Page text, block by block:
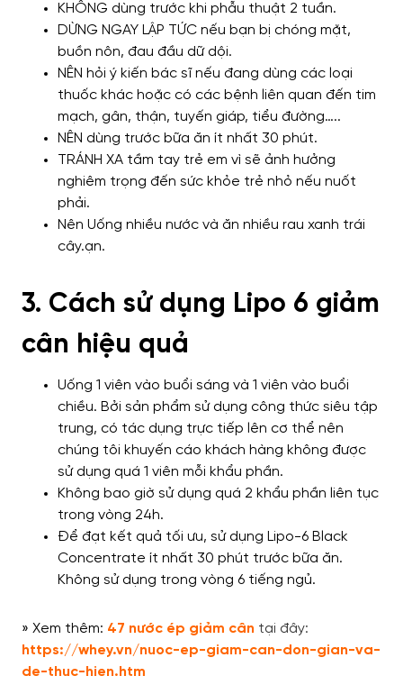
KHÔNG dùng trước khi phẫu thuật 2 tuần.
DỪNG NGAY LẬP TỨC nếu bạn bị chóng mặt,
buồn nôn, đau đầu dữ dội.
NÊN hỏi ý kiến bác sĩ nếu đang dùng các loại
thuốc khác hoặc có các bệnh liên quan đến tim
mạch, gân, thận, tuyến giáp, tiểu đường…..
NÊN dùng trước bữa ăn ít nhất 30 phút.
TRÁNH XA tầm tay trẻ em vì sẽ ảnh hưởng
nghiêm trọng đến sức khỏe trẻ nhỏ nếu nuốt
phải.
Nên Uống nhiều nước và ăn nhiều rau xanh trái
cây.ạn.
3. Cách sử dụng Lipo 6 giảm
cân hiệu quả
Uống 1 viên vào buổi sáng và 1 viên vào buổi
chiều. Bởi sản phẩm sử dụng công thức siêu tập
trung, có tác dụng trực tiếp lên cơ thể nên
chúng tôi khuyến cáo khách hàng không được
sử dụng quá 1 viên mỗi khẩu phần.
Không bao giờ sử dụng quá 2 khẩu phần liên tục
trong vòng 24h.
Để đạt kết quả tối ưu, sử dụng Lipo-6 Black
Concentrate ít nhất 30 phút trước bữa ăn.
Không sử dụng trong vòng 6 tiếng ngủ.
» Xem thêm: 47 nước ép giảm cân tại đây:
https://whey.vn/nuoc-ep-giam-can-don-gian-va-
de-thuc-hien.htm